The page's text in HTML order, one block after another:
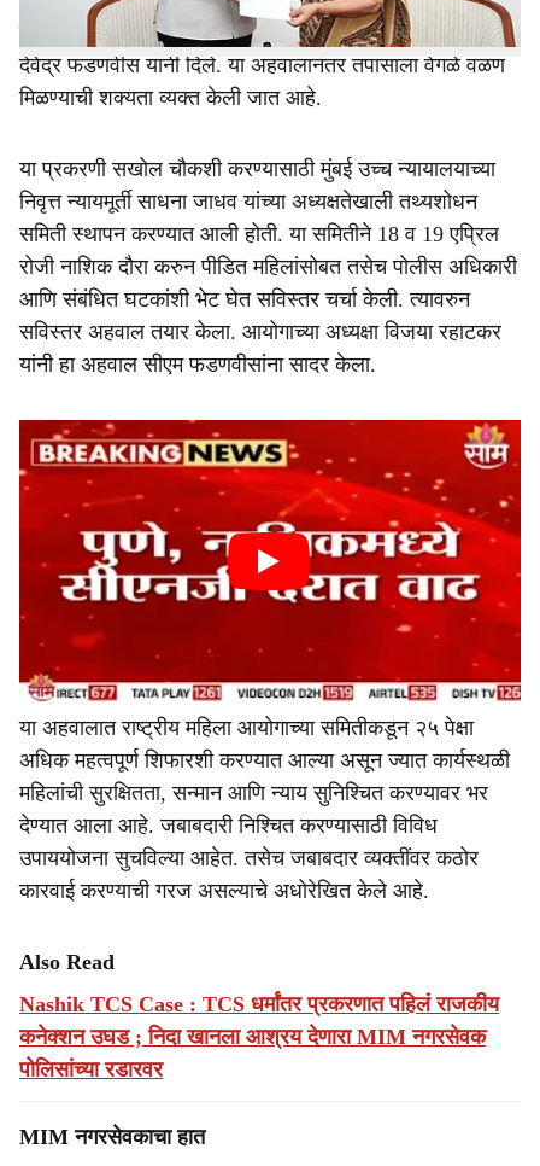
शिफारशींनुसार कठोर आणि प्रभावी कारवाईचे आश्वासन मुख्यमंत्री
देवेंद्र फडणवीस यांनी दिले. या अहवालानंतर तपासाला वेगळे वळण
मिळण्याची शक्यता व्यक्त केली जात आहे.
या प्रकरणी सखोल चौकशी करण्यासाठी मुंबई उच्च न्यायालयाच्या
निवृत्त न्यायमूर्ती साधना जाधव यांच्या अध्यक्षतेखाली तथ्यशोधन
समिती स्थापन करण्यात आली होती. या समितीने 18 व 19 एप्रिल
रोजी नाशिक दौरा करुन पीडित महिलांसोबत तसेच पोलीस अधिकारी
आणि संबंधित घटकांशी भेट घेत सविस्तर चर्चा केली. त्यावरुन
सविस्तर अहवाल तयार केला. आयोगाच्या अध्यक्षा विजया रहाटकर
यांनी हा अहवाल सीएम फडणवीसांना सादर केला.
या अहवालात राष्ट्रीय महिला आयोगाच्या समितीकडून २५ पेक्षा
अधिक महत्वपूर्ण शिफारशी करण्यात आल्या असून ज्यात कार्यस्थळी
महिलांची सुरक्षितता, सन्मान आणि न्याय सुनिश्चित करण्यावर भर
देण्यात आला आहे. जबाबदारी निश्चित करण्यासाठी विविध
उपाययोजना सुचविल्या आहेत. तसेच जबाबदार व्यक्तींवर कठोर
कारवाई करण्याची गरज असल्याचे अधोरेखित केले आहे.
Also Read
Nashik TCS Case : TCS धर्मांतर प्रकरणात पहिलं राजकीय
कनेक्शन उघड ; निदा खानला आश्रय देणारा MIM नगरसेवक
पोलिसांच्या रडारवर
MIM नगरसेवकाचा हात